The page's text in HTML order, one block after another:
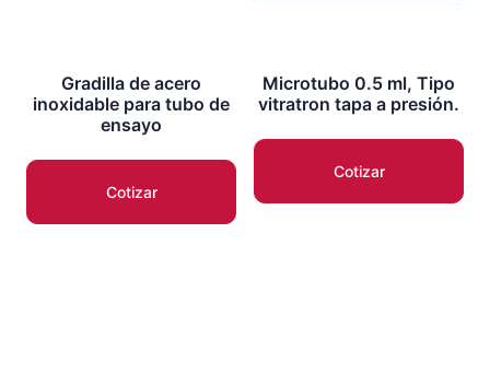
Gradilla de acero
inoxidable para tubo de
ensayo
Cotizar
Microtubo 0.5 ml, Tipo
vitratron tapa a presión.
Cotizar